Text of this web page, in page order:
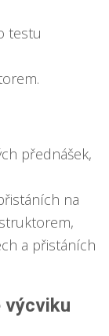
testu
přednášek,
na
a přistáních
výcviku